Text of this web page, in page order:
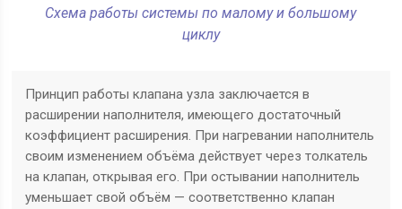
Схема работы системы по малому и большому
циклу
Принцип работы клапана узла заключается в
расширении наполнителя, имеющего достаточный
коэффициент расширения. При нагревании наполнитель
своим изменением объёма действует через толкатель
на клапан, открывая его. При остывании наполнитель
уменьшает свой объём — соответственно клапан